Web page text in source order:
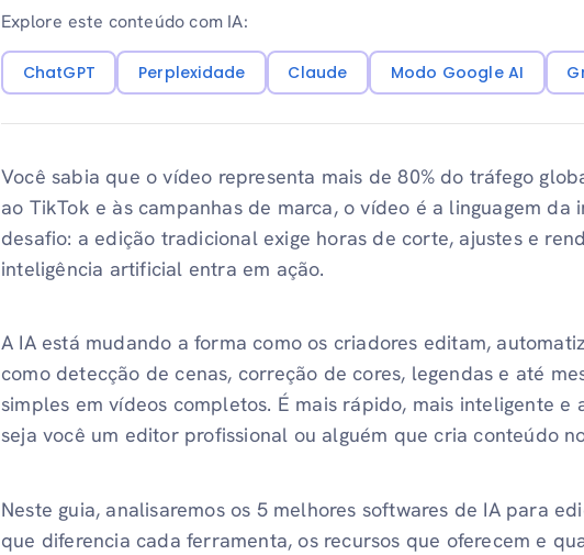
Explore este conteúdo com IA:
ChatGPT Perplexidade Claude Modo Google AI
Você sabia que o vídeo representa mais de 80% do tráfego
ao TikTok e às campanhas de marca, o vídeo é a linguagem da
desafio: a edição tradicional exige horas de corte, ajustes e
inteligência artificial entra em ação.
A IA está mudando a forma como os criadores editam,
como detecção de cenas, correção de cores, legendas e até
simples em vídeos completos. É mais rápido, mais inteligente e
seja você um editor profissional ou alguém que cria conteúdo
Neste guia, analisaremos os 5 melhores softwares de IA para
que diferencia cada ferramenta, os recursos que oferecem e